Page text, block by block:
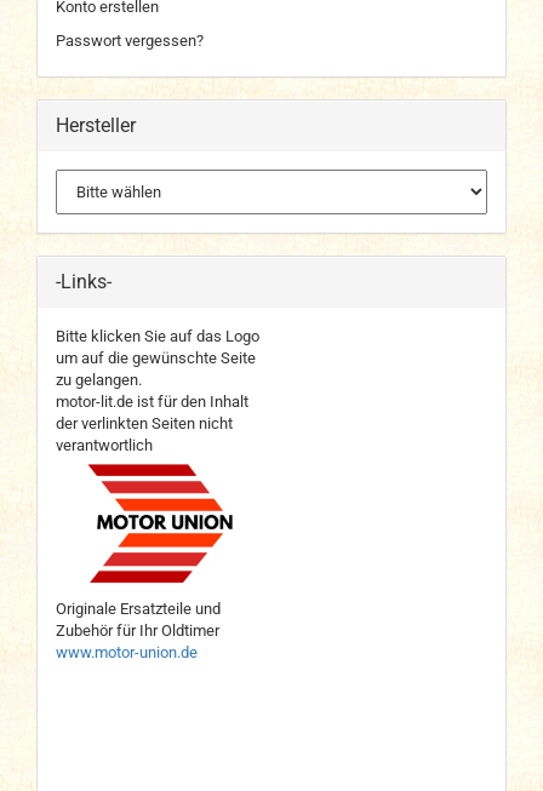
Konto erstellen
Passwort vergessen?
Hersteller
-Links-
Bitte klicken Sie auf das Logo
um auf die gewünschte Seite
zu gelangen.
motor-lit.de ist für den Inhalt
der verlinkten Seiten nicht
verantwortlich
Originale Ersatzteile und
Zubehör für Ihr Oldtimer
www.motor-union.de